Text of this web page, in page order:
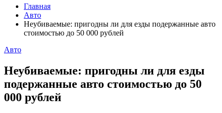
Главная
Авто
Неубиваемые: пригодны ли для езды подержанные авто
стоимостью до 50 000 рублей
Авто
Неубиваемые: пригодны ли для езды
подержанные авто стоимостью до 50
000 рублей